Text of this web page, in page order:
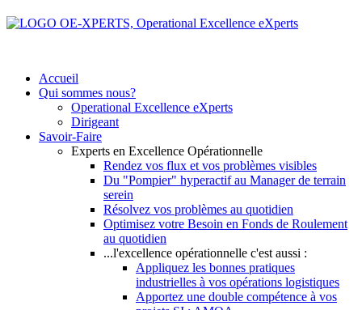
Accueil
Qui sommes nous?
Operational Excellence eXperts
Dirigeant
Savoir-Faire
Experts en Excellence Opérationnelle
Rendez vos flux et vos problèmes visibles
Du "Pompier" hyperactif au Manager de terrain
serein
Résolvez vos problèmes au quotidien
Optimisez votre Besoin en Fonds de Roulement
au quotidien
...l'excellence opérationnelle c'est aussi :
Appliquez les bonnes pratiques
industrielles à vos opérations logistiques
Apportez une double compétence à vos